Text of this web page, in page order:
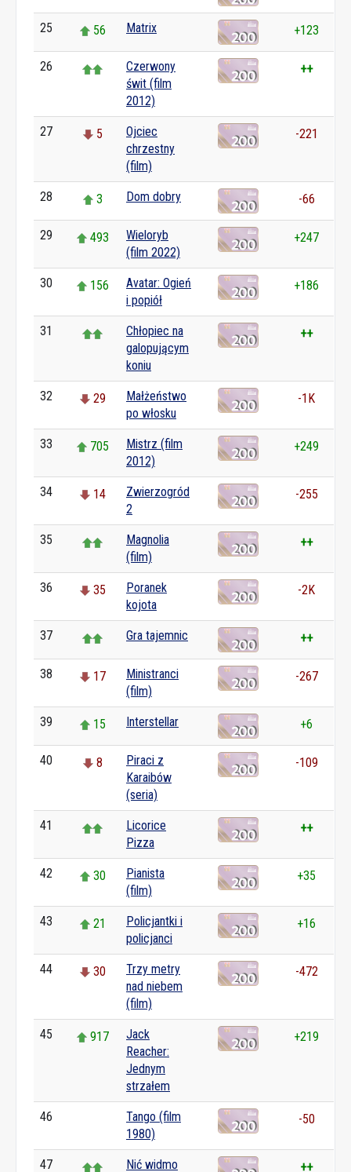
25 56 Matrix +123
26
Czerwony
świt (film
2012)
++
27 5
Ojciec
chrzestny
(film)
-221
28 3 Dom dobry -66
29 493
Wieloryb
(film 2022)
+247
30 156
Avatar: Ogień
i popiół
+186
31
Chłopiec na
galopującym
koniu
++
32 29
Małżeństwo
po włosku
-1K
33 705
Mistrz (film
2012)
+249
34 14
Zwierzogród
2
-255
35
Magnolia
(film)
++
36 35
Poranek
kojota
-2K
37 Gra tajemnic ++
38 17
Ministranci
(film)
-267
39 15 Interstellar +6
40 8
Piraci z
Karaibów
(seria)
-109
41
Licorice
Pizza
++
42 30
Pianista
(film)
+35
43 21
Policjantki i
policjanci
+16
44 30
Trzy metry
nad niebem
(film)
-472
45 917
Jack
Reacher:
Jednym
strzałem
+219
46
Tango (film
1980)
-50
47 Nić widmo ++